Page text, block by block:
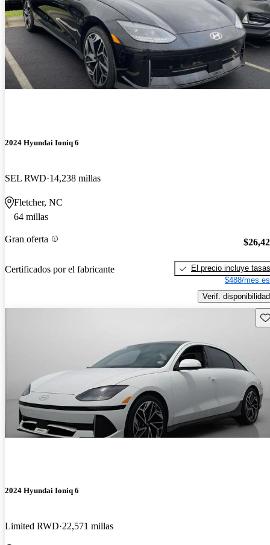
2024 Hyundai Ioniq 6
SEL RWD 14,238 millas
Fletcher, NC
64 millas
Gran oferta
Certificados por el fabricante
El precio incluye tasas
$488/mes
Verif. disponibilidad
2024 Hyundai Ioniq 6
Limited RWD 22,571 millas